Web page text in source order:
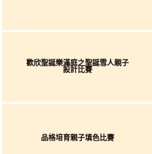
歡欣聖誕樂滿庭之聖誕雪人親子
設計比賽
品格培育親子填色比賽